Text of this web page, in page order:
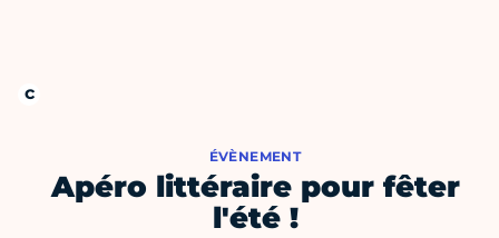
ÉVÈNEMENT
Apéro littéraire pour fêter
l'été !